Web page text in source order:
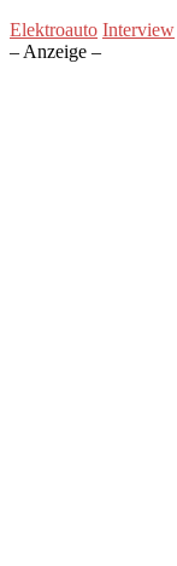
Elektroauto Interview
– Anzeige –